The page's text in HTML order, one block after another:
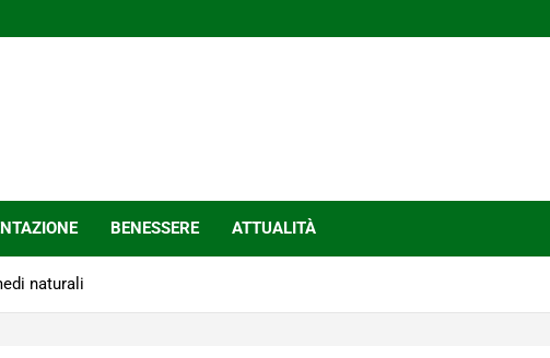
BENESSERE ATTUALITÀ
naturali